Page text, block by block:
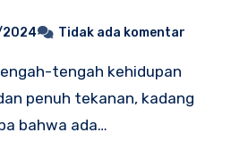
dari Penyakit
Tidak ada komentar
penuh tekanan, kadang
bahwa ada…